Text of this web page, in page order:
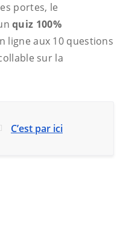
portes, le
quiz 100%
ligne aux 10 questions
sur la
C’est par ici